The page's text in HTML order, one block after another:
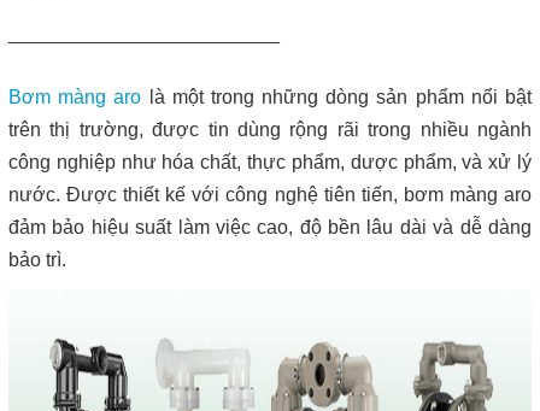
Bơm màng aro là một trong những dòng sản phẩm nổi bật
trên thị trường, được tin dùng rộng rãi trong nhiều ngành
công nghiệp như hóa chất, thực phẩm, dược phẩm, và xử lý
nước. Được thiết kế với công nghệ tiên tiến, bơm màng aro
đảm bảo hiệu suất làm việc cao, độ bền lâu dài và dễ dàng
bảo trì.